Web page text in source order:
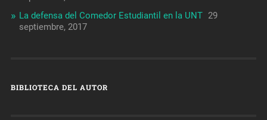
La defensa del Comedor Estudiantil en la UNT 29
septiembre, 2017
BIBLIOTECA DEL AUTOR